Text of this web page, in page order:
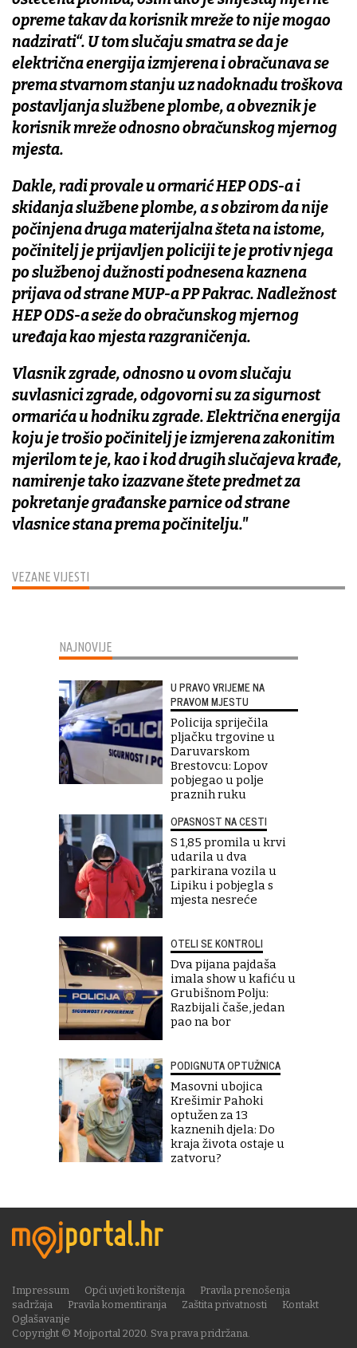
VEZANE VIJESTI
opreme takav da korisnik mreže to nije mogao
nadzirati“. U tom slučaju smatra se da je
električna energija izmjerena i obračunava se
prema stvarnom stanju uz nadoknadu troškova
postavljanja službene plombe, a obveznik je
korisnik mreže odnosno obračunskog mjernog
mjesta.
Dakle, radi provale u ormarić HEP ODS-a i
skidanja službene plombe, a s obzirom da nije
počinjena druga materijalna šteta na istome,
počinitelj je prijavljen policiji te je protiv njega
po službenoj dužnosti podnesena kaznena
prijava od strane MUP-a PP Pakrac. Nadležnost
HEP ODS-a seže do obračunskog mjernog
uređaja kao mjesta razgraničenja.
Vlasnik zgrade, odnosno u ovom slučaju
suvlasnici zgrade, odgovorni su za sigurnost
ormarića u hodniku zgrade. Električna energija
koju je trošio počinitelj je izmjerena zakonitim
mjerilom te je, kao i kod drugih slučajeva krađe,
namirenje tako izazvane štete predmet za
pokretanje građanske parnice od strane
vlasnice stana prema počinitelju."
NAJNOVIJE
U PRAVO VRIJEME NA
PRAVOM MJESTU
Policija spriječila
pljačku trgovine u
Daruvarskom
Brestovcu: Lopov
pobjegao u polje
praznih ruku
OPASNOST NA CESTI
S 1,85 promila u krvi
udarila u dva
parkirana vozila u
Lipiku i pobjegla s
mjesta nesreće
OTELI SE KONTROLI
Dva pijana pajdaša
imala show u kafiću u
Grubišnom Polju:
Razbijali čaše, jedan
pao na bor
PODIGNUTA OPTUŽNICA
Masovni ubojica
Krešimir Pahoki
optužen za 13
kaznenih djela: Do
kraja života ostaje u
zatvoru?
Copyright © Mojportal 2020. Sva prava pridržana.
Impressum Opći uvjeti korištenja
Pravila prenošenja
sadržaja
Pravila komentiranja Zaštita privatnosti
Kontakt
Oglašavanje